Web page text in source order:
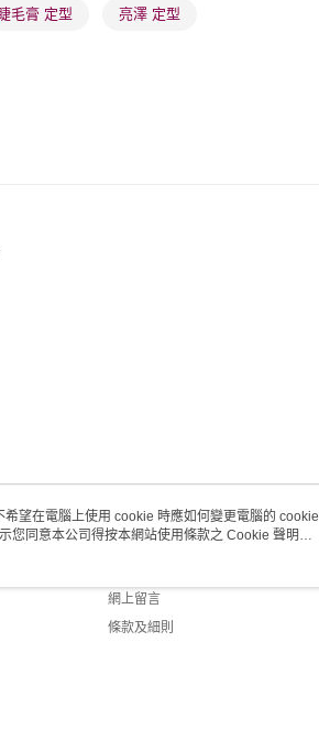
毛膏 定型 亮澤 定型
客戶服務
網上留言
條款及細則
望在電腦上使用 cookie 時應如何變更電腦的 cookie
您同意本公司得按本網站使用條款之 Cookie 聲明使